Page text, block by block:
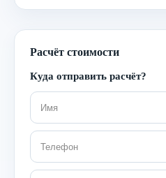
Расчёт стоимости
Куда отправить расчёт?